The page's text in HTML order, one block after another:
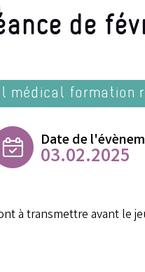
de
médical formation
Date de
03.02.2025
à transmettre avant le